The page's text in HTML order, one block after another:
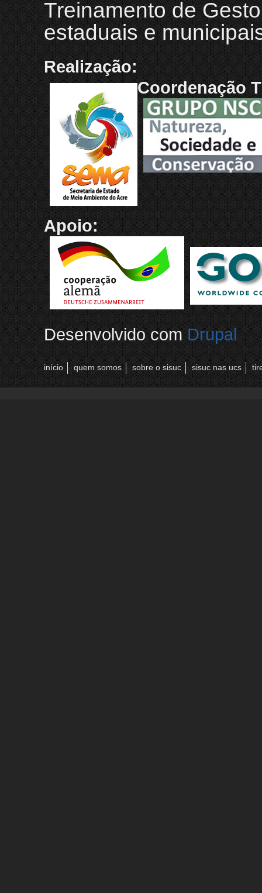
Treinamento de
estaduais e
Realização:
Coordenação
Apoio:
Desenvolvido com Drupal
início quem somos sobre o sisuc sisuc nas ucs